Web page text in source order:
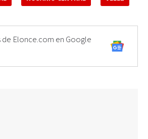
de Elonce.com en Google